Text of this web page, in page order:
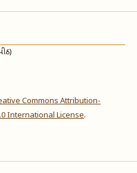
Commons Attribution-
International License.